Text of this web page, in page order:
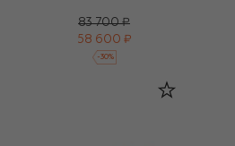
83 700 ₽
58 600 ₽
-30%